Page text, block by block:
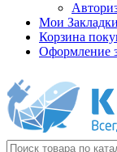
Мои
Корзина
Оформление